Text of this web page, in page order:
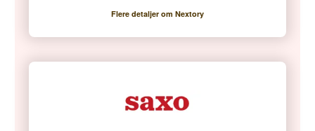
Flere detaljer om Nextory